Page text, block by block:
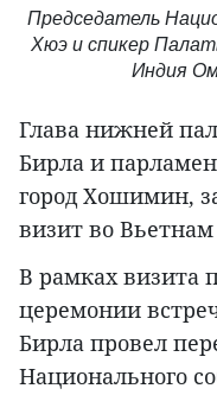
Председатель
Хюэ и спикер
Индия
Глава нижней
Бирла и
город Хошимин,
визит во Вьетнам
В рамках визита
церемонии
Бирла провел
Национального